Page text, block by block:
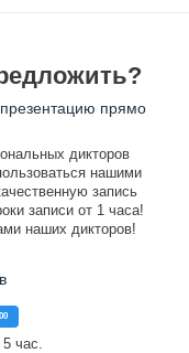
прямо
дикторов
нашими
запись
записи от 1 часа!
наших дикторов!
час.